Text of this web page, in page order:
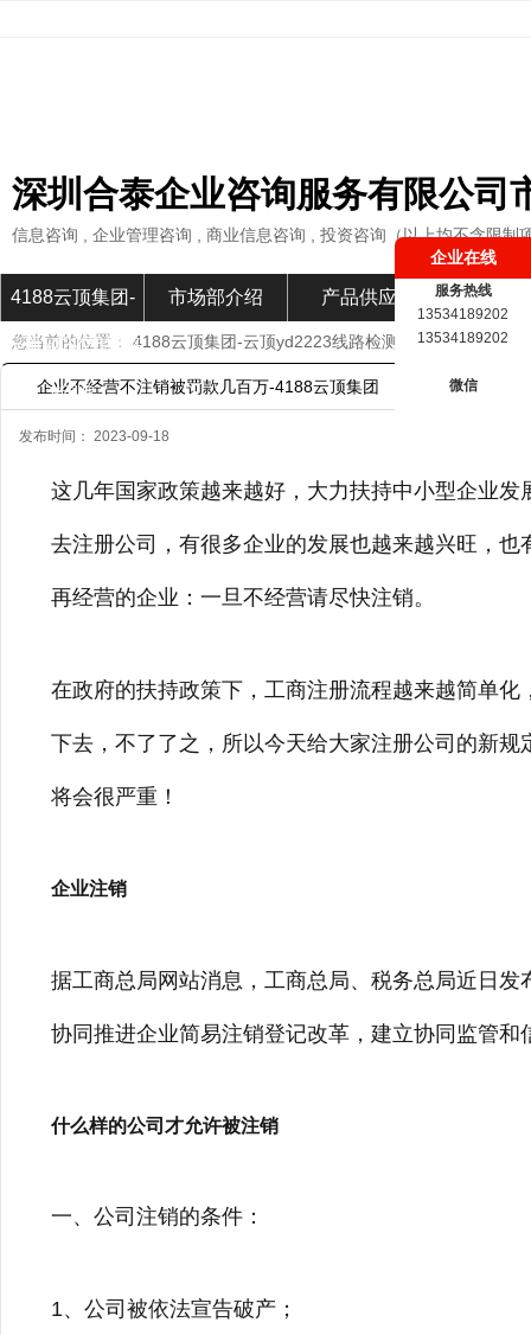
深圳合泰企业咨询服务有限公司
信息咨询 , 企业管理咨询 , 商业信息咨询 , 投资咨询（以上均不含限制
4188云顶集团-
云顶yd2223线路
检测
市场部介绍 产品供应 市场部
您当前的位置： 4188云顶集团-云顶yd2223线路检测 市场部新闻»
企业不经营不注销被罚款几百万-4188云顶集团
发布时间： 2023-09-18
这几年国家政策越来越好，大力扶持中小型企业
去注册公司，有很多企业的发展也越来越兴旺，
再经营的企业：一旦不经营请尽快注销。
在政府的扶持政策下，工商注册流程越来越简单
下去，不了了之，所以今天给大家注册公司的新
将会很严重！
企业注销
据工商总局网站消息，工商总局、税务总局近日
协同推进企业简易注销登记改革，建立协同监管
什么样的公司才允许被注销
一、公司注销的条件：
1、公司被依法宣告破产；
企业在线
服务热线
13534189202
13534189202
微信